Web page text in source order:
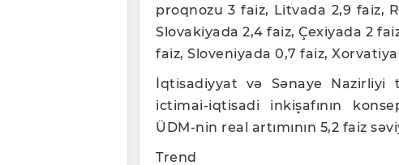
proqnozu 3 faiz, Litvada 2,9 faiz,
Slovakiyada 2,4 faiz, Çexiyada 2
faiz, Sloveniyada 0,7 faiz,
İqtisadiyyat və Sənaye Nazirliyi
ictimai-iqtisadi inkişafının
ÜDM-nin real artımının 5,2 faiz
Trend